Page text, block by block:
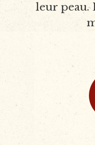
leur peau.